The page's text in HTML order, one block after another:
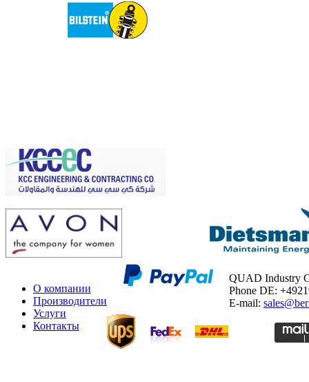
О компании
Производители
Услуги
Контакты
QUAD Industry
Phone DE:
E-mail: